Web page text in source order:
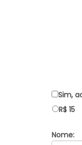
Sim,
R$ 15
Nome: